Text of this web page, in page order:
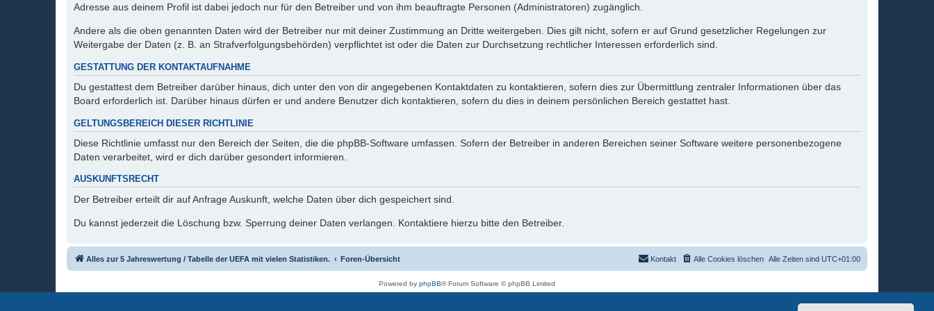
i
e
o
Adresse aus deinem Profil ist dabei jedoch nur für den Betreiber und von ihm beauftragte Personen (Administratoren) zugänglich.
Andere als die oben genannten Daten wird der Betreiber nur mit deiner Zustimmung an Dritte weitergeben. Dies gilt nicht, sofern er auf Grund gesetzlicher Regelungen zur
Weitergabe der Daten (z. B. an Strafverfolgungsbehörden) verpflichtet ist oder die Daten zur Durchsetzung rechtlicher Interessen erforderlich sind.
GESTATTUNG DER KONTAKTAUFNAHME
Du gestattest dem Betreiber darüber hinaus, dich unter den von dir angegebenen Kontaktdaten zu kontaktieren, sofern dies zur Übermittlung zentraler Informationen über das
Board erforderlich ist. Darüber hinaus dürfen er und andere Benutzer dich kontaktieren, sofern du dies in deinem persönlichen Bereich gestattet hast.
GELTUNGSBEREICH DIESER RICHTLINIE
Diese Richtlinie umfasst nur den Bereich der Seiten, die die phpBB-Software umfassen. Sofern der Betreiber in anderen Bereichen seiner Software weitere personenbezogene
Daten verarbeitet, wird er dich darüber gesondert informieren.
AUSKUNFTSRECHT
Der Betreiber erteilt dir auf Anfrage Auskunft, welche Daten über dich gespeichert sind.
Du kannst jederzeit die Löschung bzw. Sperrung deiner Daten verlangen. Kontaktiere hierzu bitte den Betreiber.
Alles zur 5 Jahreswertung / Tabelle der UEFA mit vielen Statistiken. Foren-Übersicht Alle Zeiten sind UTC+01:00
Alle Cookies löschen
Kontakt
Powered by phpBB® Forum Software © phpBB Limited